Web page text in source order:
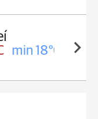
min 18°C